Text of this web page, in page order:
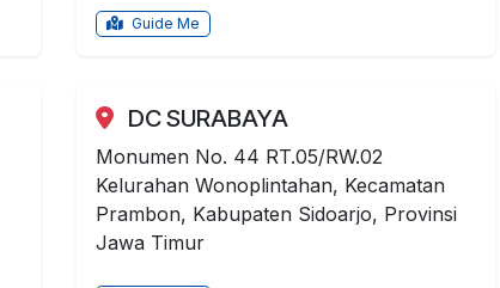
Guide Me
DC SURABAYA
Monumen No. 44 RT.05/RW.02
Kelurahan Wonoplintahan, Kecamatan
Prambon, Kabupaten Sidoarjo, Provinsi
Jawa Timur